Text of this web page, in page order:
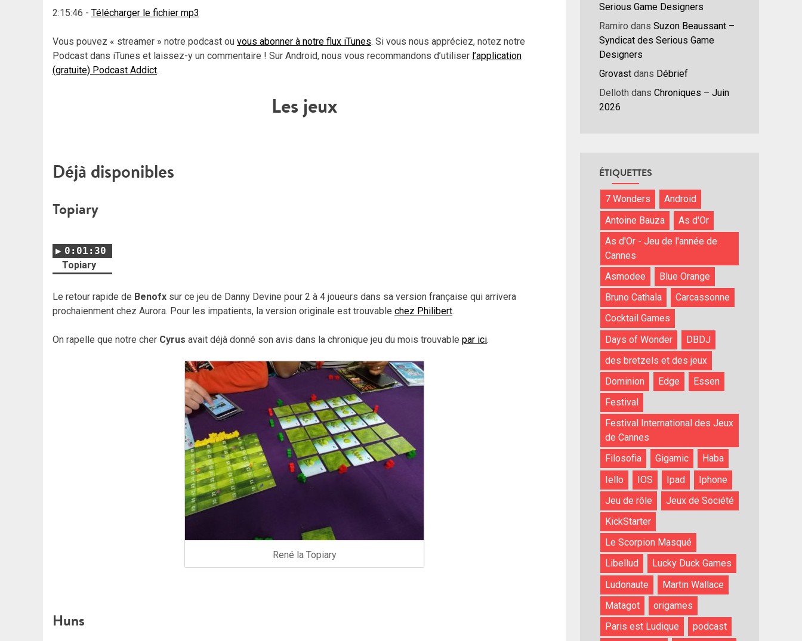
2:15:46 - Télécharger le fichier mp3
Vous pouvez « streamer » notre podcast ou vous abonner à notre flux iTunes. Si vous nous appréciez, notez notre
Podcast dans iTunes et laissez-y un commentaire ! Sur Android, nous vous recommandons d’utiliser l’application
(gratuite) Podcast Addict.
Les jeux
Déjà disponibles
Topiary
0:01:30
Topiary
Le retour rapide de Benofx sur ce jeu de Danny Devine pour 2 à 4 joueurs dans sa version française qui arrivera
prochaienment chez Aurora. Pour les impatients, la version originale est trouvable chez Philibert.
On rapelle que notre cher Cyrus avait déjà donné son avis dans la chronique jeu du mois trouvable par ici.
René la Topiary
Huns
Serious Game Designers
Ramiro dans Suzon Beaussant –
Syndicat des Serious Game
Designers
Grovast dans Débrief
Delloth dans Chroniques – Juin
2026
ÉTIQUETTES
7 Wonders
Android
Antoine Bauza
As d'Or
As d'Or - Jeu de l'année de
Cannes
Asmodee
Blue Orange
Bruno Cathala
Carcassonne
Cocktail Games
Days of Wonder
DBDJ
des bretzels et des jeux
Dominion
Edge
Essen
Festival
Festival International des Jeux
de Cannes
Filosofia
Gigamic
Haba
Iello
IOS Ipad
Iphone
Jeu de rôle
Jeux de Société
KickStarter
Le Scorpion Masqué
Libellud
Lucky Duck Games
Ludonaute
Martin Wallace
Matagot
origames
Paris est Ludique
podcast